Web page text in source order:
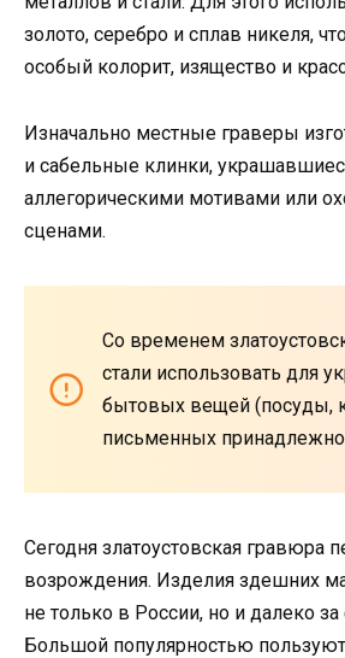
золото, серебро и сплав никеля,
особый колорит, изящество и
Изначально местные граверы
и сабельные клинки,
аллегорическими мотивами или
сценами.
Со временем
стали использовать для
бытовых вещей (посуды,
письменных
Сегодня златоустовская гравюра
возрождения. Изделия здешних
не только в России, но и далеко
Большой популярностью